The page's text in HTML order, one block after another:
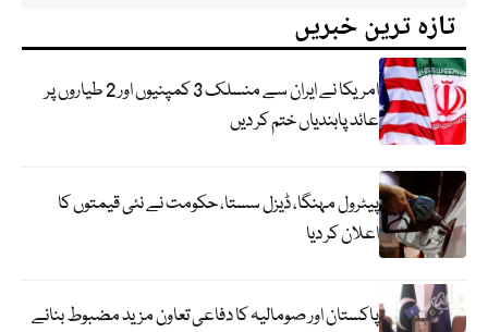
تازہ ترین خبریں
امریکا نے ایران سے منسلک 3 کمپنیوں اور 2 طیاروں پر
عائد پابندیاں ختم کر دیں
پیٹرول مہنگا، ڈیزل سستا، حکومت نے نئی قیمتوں کا
اعلان کر دیا
پاکستان اور صومالیہ کا دفاعی تعاون مزید مضبوط بنانے